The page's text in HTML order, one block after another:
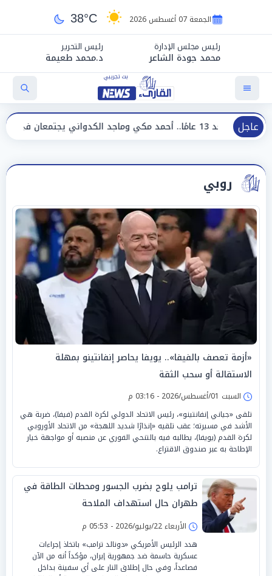
الجمعة 07 أغسطس 2026 38°C
رئيس مجلس الإدارة
محمد جودة الشاعر
رئيس التحرير
د.محمد طعيمة
عاجل
روبي
«أزمة تعصف بالفيفا».. يويفا يحاصر إنفانتينو بمهلة
الاستقالة أو سحب الثقة
السبت 01/أغسطس/2026 - 03:16 م
تلقى «جياني إنفانتينو»، رئيس الاتحاد الدولي لكرة القدم (فيفا)، ضربة هي
الأشد في مسيرته؛ عقب تلقيه «إنذارًا شديد اللهجة» من الاتحاد الأوروبي
لكرة القدم (يويفا)، يطالبه فيه بالتنحي الفوري عن منصبه أو مواجهة خيار
الإطاحة به عبر صندوق الاقتراع.
ترامب يلوح بضرب الجسور ومحطات الطاقة في
طهران حال استهداف الملاحة
الأربعاء 22/يوليو/2026 - 05:53 م
هدد الرئيس الأمريكي «دونالد ترامب» باتخاذ إجراءات
عسكرية حاسمة ضد جمهورية إيران، مؤكداً أنه من الآن
فصاعداً، وفي حال إطلاق النار على أي سفينة بداخل